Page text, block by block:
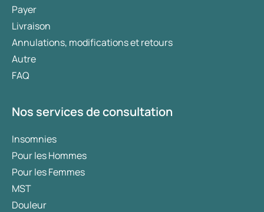
Payer
Livraison
Annulations, modifications et retours
Autre
FAQ
Nos services de consultation
Insomnies
Pour les Hommes
Pour les Femmes
MST
Douleur